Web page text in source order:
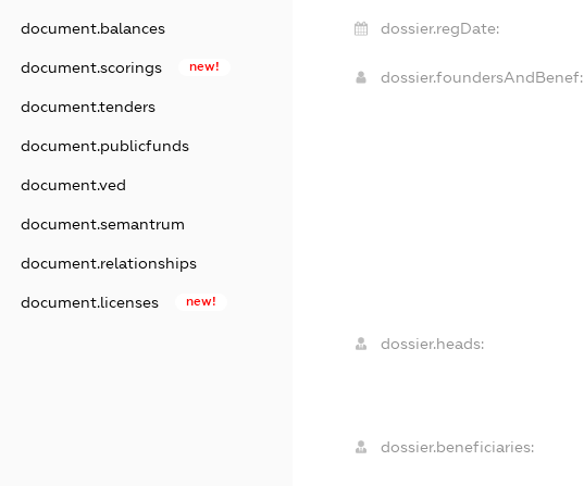
document.balances
document.scorings new!
document.tenders
document.publicfunds
document.ved
document.semantrum
document.relationships
document.licenses new!
dossier.regDate:
dossier.foundersAndBenef:
dossier.heads:
dossier.beneficiaries: